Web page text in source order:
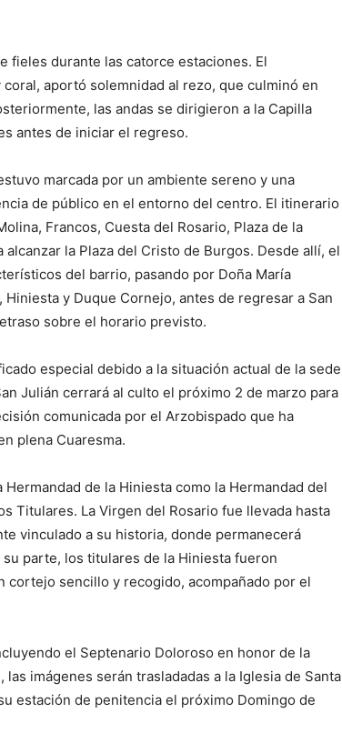
fieles durante las catorce estaciones. El
aportó solemnidad al rezo, que culminó en
las andas se dirigieron a la Capilla
antes de iniciar el regreso.
marcada por un ambiente sereno y una
de público en el entorno del centro. El itinerario
Francos, Cuesta del Rosario, Plaza de la
la Plaza del Cristo de Burgos. Desde allí, el
del barrio, pasando por Doña María
y Duque Cornejo, antes de regresar a San
sobre el horario previsto.
especial debido a la situación actual de la sede
Julián cerrará al culto el próximo 2 de marzo para
comunicada por el Arzobispado que ha
plena Cuaresma.
de la Hiniesta como la Hermandad del
Titulares. La Virgen del Rosario fue llevada hasta
vinculado a su historia, donde permanecerá
parte, los titulares de la Hiniesta fueron
cortejo sencillo y recogido, acompañado por el
el Septenario Doloroso en honor de la
imágenes serán trasladadas a la Iglesia de Santa
estación de penitencia el próximo Domingo de